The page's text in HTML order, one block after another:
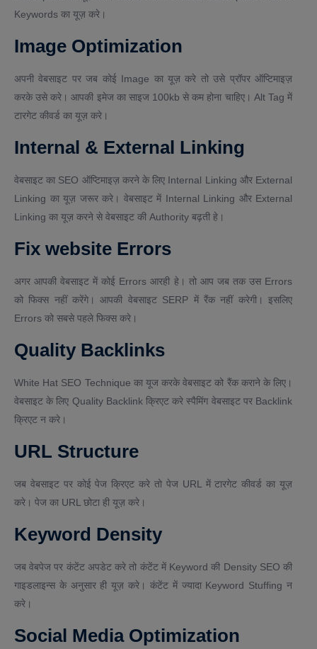
Keywords का यूज़ करे।
Image Optimization
अपनी वेबसाइट पर जब कोई Image का यूज़ करे तो उसे प्रॉपर ऑप्टिमाइज़
करके उसे करे। आपकी इमेज का साइज 100kb से कम होना चाहिए। Alt Tag में
टारगेट कीवर्ड का यूज़ करे।
Internal & External Linking
वेबसाइट का SEO ऑप्टिमाइज़ करने के लिए Internal Linking और External
Linking का यूज़ जरूर करे। वेबसाइट में Internal Linking और External
Linking का यूज़ करने से वेबसाइट की Authority बढ़ती हे।
Fix website Errors
अगर आपकी वेबसाइट में कोई Errors आरही हे। तो आप जब तक उस Errors
को फिक्स नहीं करेंगे। आपकी वेबसाइट SERP में रैंक नहीं करेगी। इसलिए
Errors को सबसे पहले फिक्स करे।
Quality Backlinks
White Hat SEO Technique का यूज करके वेबसाइट को रैंक कराने के लिए।
वेबसाइट के लिए Quality Backlink क्रिएट करे स्पैमिंग वेबसाइट पर Backlink
क्रिएट न करे।
URL Structure
जब वेबसाइट पर कोई पेज क्रिएट करे तो पेज URL में टारगेट कीवर्ड का यूज़
करे। पेज का URL छोटा ही यूज़ करे।
Keyword Density
जब वेबपेज पर कंटेंट अपडेट करे तो कंटेंट में Keyword की Density SEO की
गाइडलाइन्स के अनुसार ही यूज़ करे। कंटेंट में ज्यादा Keyword Stuffing न
करे।
Social Media Optimization